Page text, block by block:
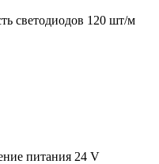
светодиодов 120 шт/м
питания 24 V